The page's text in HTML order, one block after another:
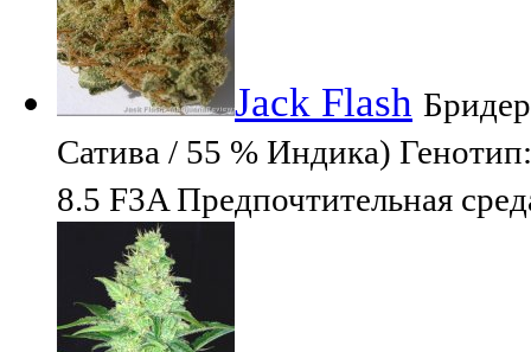
Jack Flash
Сатива / 55 % Индика)
8.5 F3A Предпочтительная